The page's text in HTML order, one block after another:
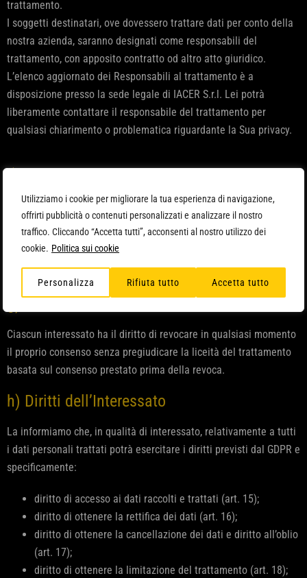
Utilizziamo i cookie per migliorare la tua esperienza di navigazione,
offrirti pubblicità o contenuti personalizzati e analizzare il nostro
traffico. Cliccando “Accetta tutti”, acconsenti al nostro utilizzo dei
cookie. Politica sui cookie
Personalizza Rifiuta tutto Accetta tutto
trattamento.
I soggetti destinatari, ove dovessero trattare dati per conto della
nostra azienda, saranno designati come responsabili del
trattamento, con apposito contratto od altro atto giuridico.
L’elenco aggiornato dei Responsabili al trattamento è a
disposizione presso la sede legale di IACER S.r.l. Lei potrà
liberamente contattare il responsabile del trattamento per
qualsiasi chiarimento o problematica riguardante la Sua privacy.
f) Periodo di conservazione dei dati
La conservazione dei dati raccolti avverrà per il periodo di tempo
necessario all’espletamento delle finalità indicate al punto c) e
fino a quando non interverrà una manifestazione di revoca del
g) Revoca del consenso
Ciascun interessato ha il diritto di revocare in qualsiasi momento
il proprio consenso senza pregiudicare la liceità del trattamento
basata sul consenso prestato prima della revoca.
h) Diritti dell’Interessato
La informiamo che, in qualità di interessato, relativamente a tutti
i dati personali trattati potrà esercitare i diritti previsti dal GDPR e
specificamente:
diritto di accesso ai dati raccolti e trattati (art. 15);
diritto di ottenere la rettifica dei dati (art. 16);
diritto di ottenere la cancellazione dei dati e diritto all’oblio
(art. 17);
diritto di ottenere la limitazione del trattamento (art. 18);